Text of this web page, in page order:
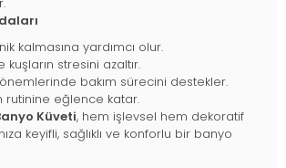
kalmasına yardımcı olur.
kuşların stresini azaltır.
bakım sürecini destekler.
rutinine eğlence katar.
Küveti, hem işlevsel hem dekoratif
keyifli, sağlıklı ve konforlu bir banyo